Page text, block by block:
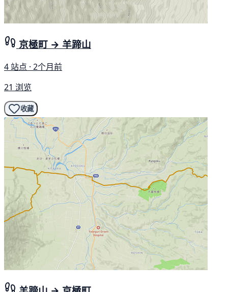
京極町 → 羊蹄山
4 站点 · 2个月前
21 浏览
收藏